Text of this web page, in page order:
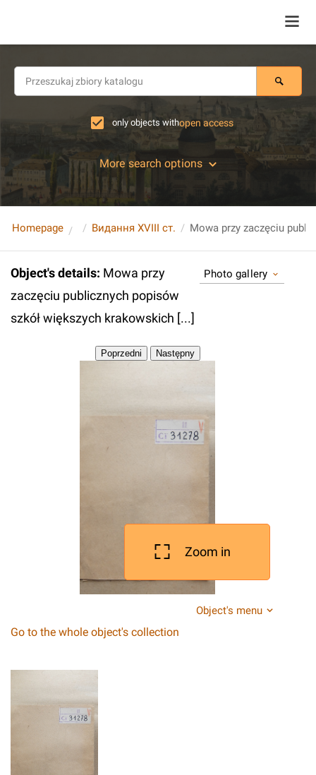
only objects withopen access
More search options
Homepage Видання XVIII ст.
Object's details: Mowa przy
zaczęciu publicznych popisów
szkół większych krakowskich [...]
Photo gallery
Zoom in
Object's menu
Go to the whole object's collection